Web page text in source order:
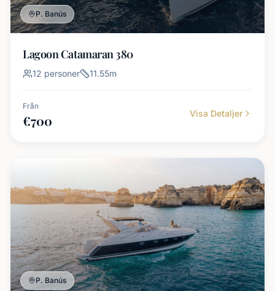
P. Banús
Lagoon Catamaran 380
12 personer 11.55m
Från
€700 Visa Detaljer
P. Banús